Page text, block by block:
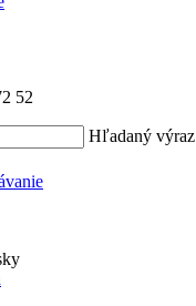
52
Hľadaný výraz